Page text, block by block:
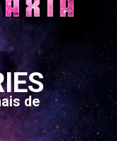
de